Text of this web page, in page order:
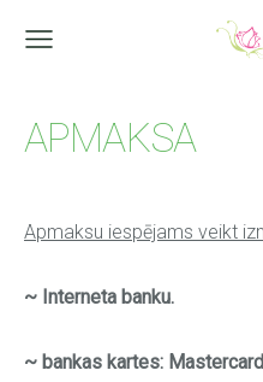
APMAKSA
Apmaksu iespējams veikt
~ Interneta banku.
~ bankas kartes: